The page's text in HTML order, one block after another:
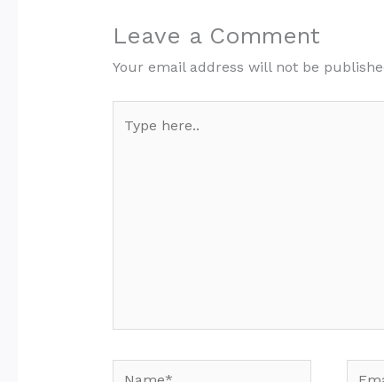
Leave a Comment
Your email address will not be
Name*